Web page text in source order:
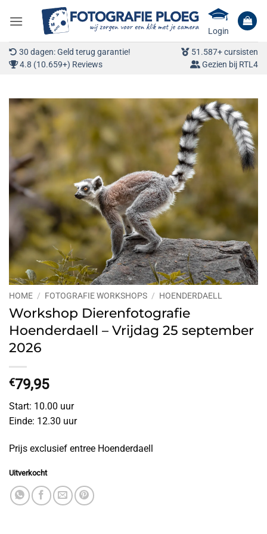
naar
Login
30 dagen: Geld terug garantie!
51.587+ cursisten
4.8 (10.659+) Reviews
Gezien bij RTL4
HOME / FOTOGRAFIE WORKSHOPS / HOENDERDAELL
Workshop Dierenfotografie
Hoenderdaell – Vrijdag 25 september
2026
€79,95
Start: 10.00 uur
Einde: 12.30 uur
Prijs exclusief entree Hoenderdaell
Uitverkocht